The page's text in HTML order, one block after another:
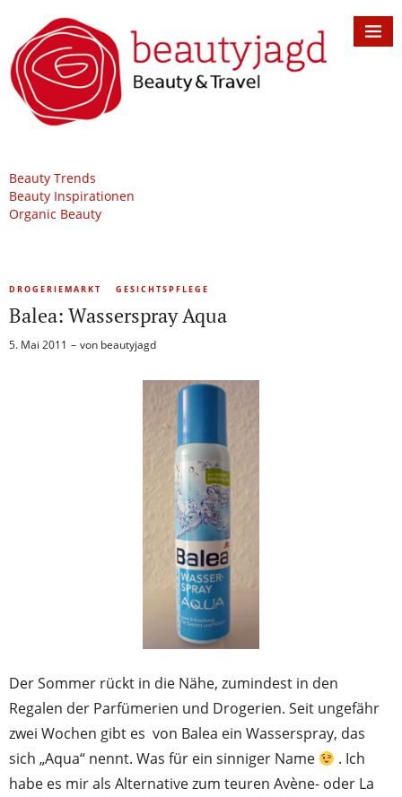
Beauty Trends
Beauty Inspirationen
Organic Beauty
DROGERIEMARKT GESICHTSPFLEGE
Balea: Wasserspray Aqua
5. Mai 2011 von beautyjagd
Der Sommer rückt in die Nähe, zumindest in den
Regalen der Parfümerien und Drogerien. Seit ungefähr
zwei Wochen gibt es von Balea ein Wasserspray, das
sich „Aqua“ nennt. Was für ein sinniger Name
. Ich
habe es mir als Alternative zum teuren Avène- oder La